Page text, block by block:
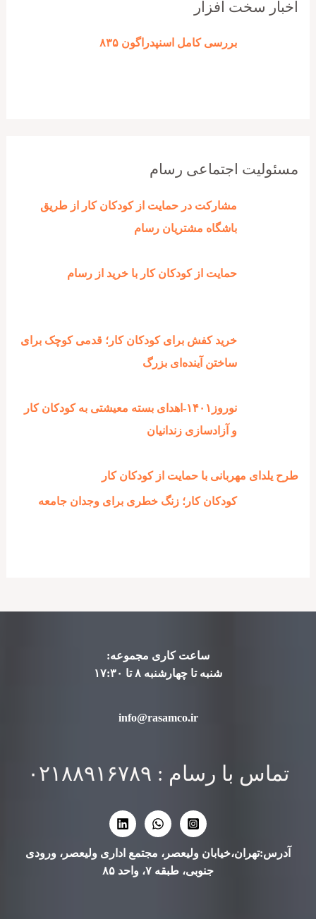
اخبار سخت افزار
بررسی کامل اسنپدراگون ۸۳۵
مسئولیت اجتماعی رسام
مشارکت در حمایت از کودکان کار از طریق
باشگاه مشتریان رسام
حمایت از کودکان کار با خرید از رسام
خرید کفش برای کودکان کار؛ قدمی کوچک برای
ساختن آینده‌ای بزرگ
نوروز۱۴۰۱-اهدای بسته معیشتی به کودکان کار
و آزادسازی زندانیان
طرح یلدای مهربانی با حمایت از کودکان کار
کودکان کار؛ زنگ خطری برای وجدان جامعه
ساعت کاری مجموعه:
شنبه تا چهارشنبه ۸ تا ۱۷:۳۰
info@rasamco.ir
تماس با رسام : ۰۲۱۸۸۹۱۶۷۸۹
آدرس:تهران،خیابان ولیعصر، مجتمع اداری ولیعصر، ورودی
جنوبی، طبقه ۷، واحد ۸۵